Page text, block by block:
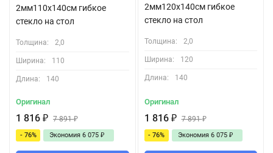
2мм110x140см гибкое
стекло на стол
Толщина: 2,0
Ширина: 110
Длина: 140
Оригинал
1 816 ₽ 7 891₽
- 76% Экономия 6 075 ₽
2мм120x140см гибкое
стекло на стол
Толщина: 2,0
Ширина: 120
Длина: 140
Оригинал
1 816 ₽ 7 891₽
- 76% Экономия 6 075 ₽